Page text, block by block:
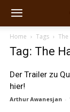
Home Tags
Tag: The
Der Trailer zu
hier!
Arthur Awanesjan -